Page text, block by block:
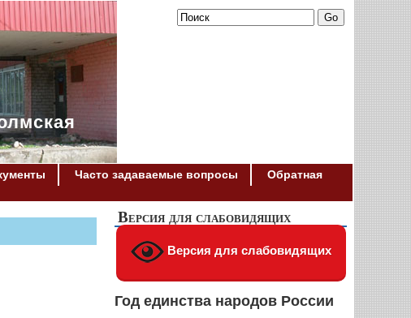
Часто задаваемые вопросы
Обратная
Версия для слабовидящих
Версия для слабовидящих
Год единства народов России